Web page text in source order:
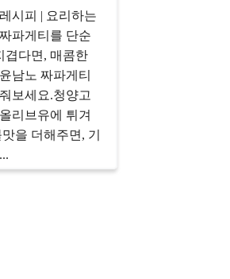
시피 | 요리하는
파게티를 단순
겹다면, 매콤한
남노 짜파게티
보세요.청양고
리브유에 튀겨
을 더해주면, 기